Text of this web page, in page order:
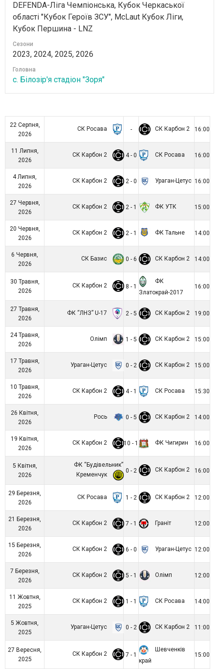
DEFENDA-Ліга Чемпіонська, Кубок Черкаської
області "Кубок Героїв ЗСУ", McLaut Кубок Ліги,
Кубок Першина - LNZ
Сезони
2023, 2024, 2025, 2026
Головна
с. Білозір'я стадіон "Зоря"
22 Серпня,
2026
СК Росава - СК Карбон 2 16:00
11 Липня,
2026
СК Карбон 2 4 - 0 СК Росава 16:00
4 Липня,
2026
СК Карбон 2 2 - 0 Ураган-Цетус 16:00
27 Червня,
2026
СК Карбон 2 2 - 1 ФК УТК 15:00
20 Червня,
2026
СК Карбон 2 2 - 1 ФК Тальне 14:00
6 Червня,
2026
СК Базис 0 - 6 СК Карбон 2 14:00
30 Травня,
2026
СК Карбон 2 8 - 1
ФК
Златокрай-2017
16:00
27 Травня,
2026
ФК “ЛНЗ” U-17 2 - 5 СК Карбон 2 19:00
24 Травня,
2026
Олімп 1 - 5 СК Карбон 2 15:00
17 Травня,
2026
Ураган-Цетус 0 - 2 СК Карбон 2 15:00
10 Травня,
2026
СК Карбон 2 4 - 1 СК Росава 15:30
26 Квітня,
2026
Рось 0 - 5 СК Карбон 2 14:00
19 Квітня,
2026
СК Карбон 2 10 - 1 ФК Чигирин 16:00
5 Квітня,
2026
ФК “Будівельник”
Кременчук
0 - 2 СК Карбон 2 16:00
29 Березня,
2026
СК Росава 1 - 2 СК Карбон 2 12:00
21 Березня,
2026
СК Карбон 2 7 - 1 Граніт 12:00
15 Березня,
2026
СК Карбон 2 6 - 0 Ураган-Цетус 12:00
7 Березня,
2026
СК Карбон 2 5 - 1 Олімп 12:00
11 Жовтня,
2025
СК Карбон 2 1 - 1 СК Росава 14:00
5 Жовтня,
2025
Ураган-Цетус 0 - 2 СК Карбон 2 11:00
27 Вересня,
2025
СК Карбон 2 7 - 1
Шевченків
край
15:00